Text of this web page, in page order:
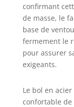
confirmant
de masse, le
base de
fermement le
pour assurer
exigeants.
Le bol en
confortable de